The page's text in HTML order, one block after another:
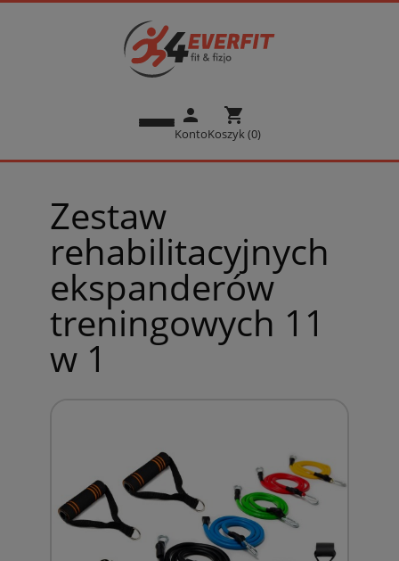
person
Konto
shopping_cart
Koszyk (0)
Zestaw
rehabilitacyjnych
ekspanderów
treningowych 11
w 1